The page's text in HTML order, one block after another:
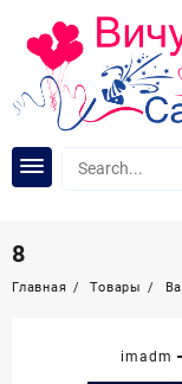
содержимому
8
Главная Товары
imadm